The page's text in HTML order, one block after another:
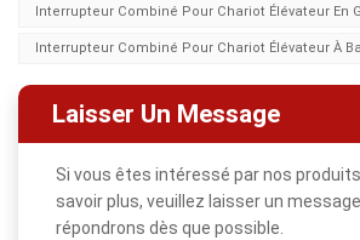
Interrupteur Combiné Pour Chariot Élévateur En
Interrupteur Combiné Pour Chariot Élévateur À
Laisser Un Message
Si vous êtes intéressé par nos
savoir plus, veuillez laisser un
répondrons dès que possible.